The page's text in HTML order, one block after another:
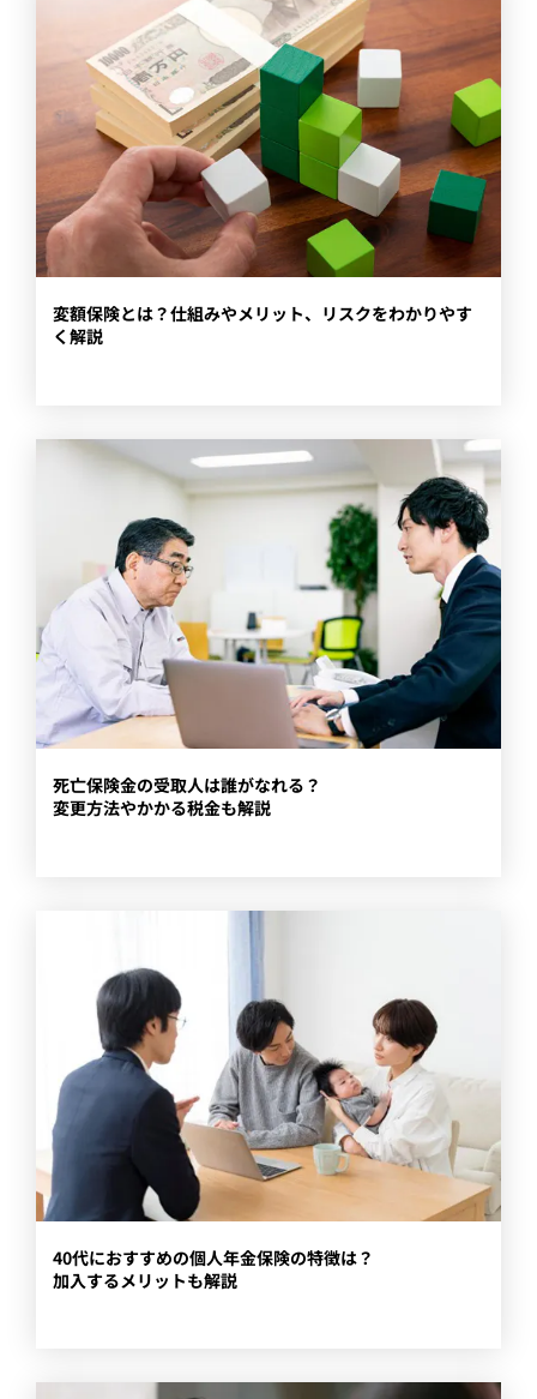
​変額保険とは？仕組みやメリット、リスクをわかりやす
く解説
​死亡保険金の受取人は誰がなれる？
変更方法やかかる税金も解説
40代におすすめの個人年金保険の特徴は？
加入するメリットも解説